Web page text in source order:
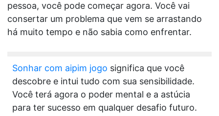
pessoa, você pode começar agora. Você vai
consertar um problema que vem se arrastando
há muito tempo e não sabia como enfrentar.
Sonhar com aipim jogo significa que você
descobre e intui tudo com sua sensibilidade.
Você terá agora o poder mental e a astúcia
para ter sucesso em qualquer desafio futuro.